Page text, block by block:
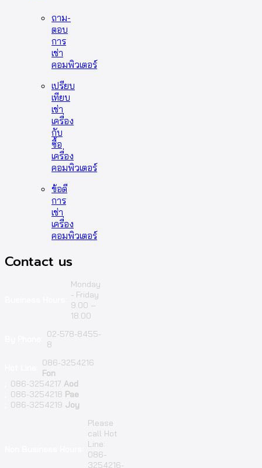
ถาม-
ตอบ
การ
เช่า
คอมพิวเตอร์
เปรียบ
เทียบ
เช่า
เครื่อง
กับ
ซื้อ
เครื่อง
คอมพิวเตอร์
ข้อดี
การ
เช่า
เครื่อง
คอมพิวเตอร์
Contact us
Monday
- Friday
9.00 –
18.00
02-578-8455-
8
086-3254216
Fon
086-3254217 Aod
086-3254218 Pae
086-3254219 Joy
Please
call Hot
Line:
086-
3254216-